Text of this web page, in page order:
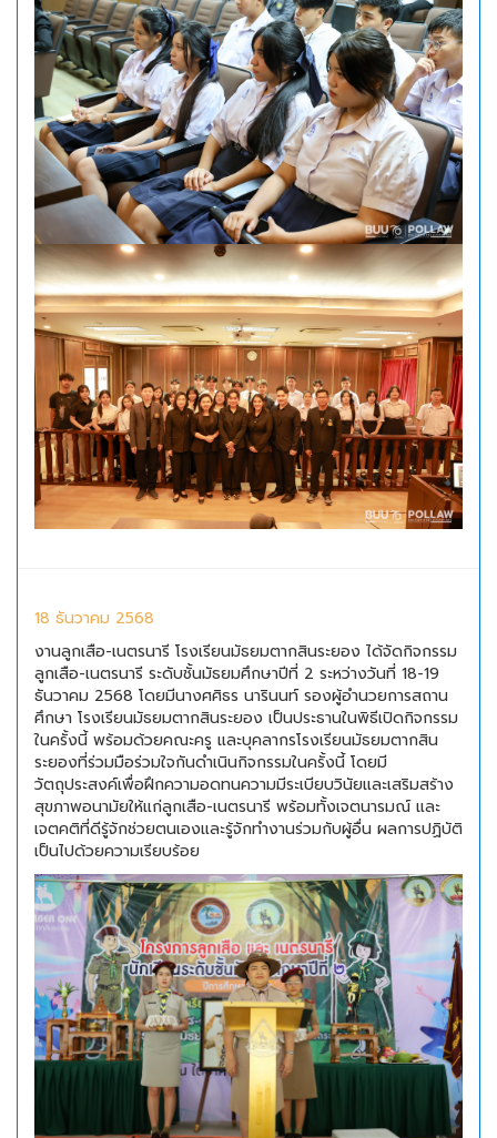
18 ธันวาคม 2568
งานลูกเสือ-เนตรนารี โรงเรียนมัธยมตากสินระยอง ได้จัดกิจกรรม
ลูกเสือ-เนตรนารี ระดับชั้นมัธยมศึกษาปีที่ 2 ระหว่างวันที่ 18-19
ธันวาคม 2568 โดยมีนางศศิธร นารินนท์ รองผู้อำนวยการสถาน
ศึกษา โรงเรียนมัธยมตากสินระยอง เป็นประธานในพิธีเปิดกิจกรรม
ในครั้งนี้ พร้อมด้วยคณะครู และบุคลากรโรงเรียนมัธยมตากสิน
ระยองที่ร่วมมือร่วมใจกันดำเนินกิจกรรมในครั้งนี้ โดยมี
วัตถุประสงค์เพื่อฝึกความอดทนความมีระเบียบวินัยและเสริมสร้าง
สุขภาพอนามัยให้แก่ลูกเสือ-เนตรนารี พร้อมทั้งเจตนารมณ์ และ
เจตคติที่ดีรู้จักช่วยตนเองและรู้จักทำงานร่วมกับผู้อื่น ผลการปฏิบัติ
เป็นไปด้วยความเรียบร้อย